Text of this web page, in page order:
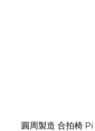
圓周製造 合拍椅